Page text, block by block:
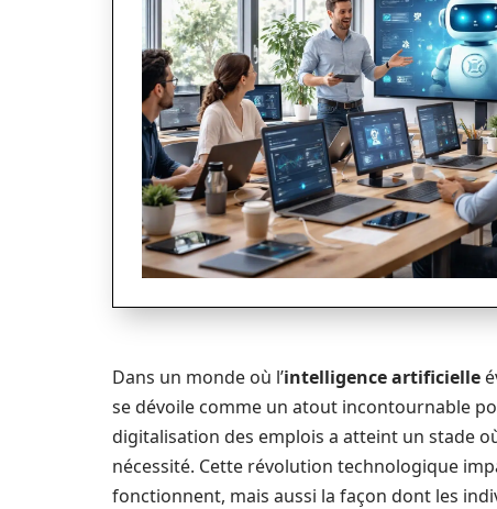
Dans un monde où l’intelligence artificielle
se dévoile comme un atout incontournable
digitalisation des emplois a atteint un stade
nécessité. Cette révolution technologique
fonctionnent, mais aussi la façon dont les